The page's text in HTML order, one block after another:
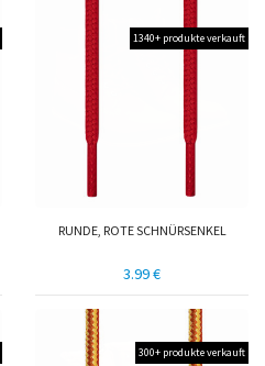
1340+ produkte verkauft
RUNDE, ROTE SCHNÜRSENKEL
3.99 €
300+ produkte verkauft